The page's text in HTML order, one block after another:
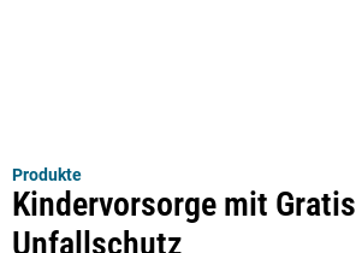
Produkte
Kindervorsorge mit Gratis
Unfallschutz